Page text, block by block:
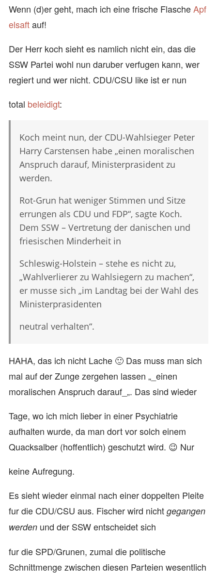
Wenn (d)er geht, mach ich eine frische FlascheApf
elsaftauf!
Der Herr koch sieht es namlich nicht ein, das die
SSW Partei wohl nun daruber verfugen kann, wer
regiert und wer nicht. CDU/CSU like ist er nun
total beleidigt:
Koch meint nun, der CDU-Wahlsieger Peter
Harry Carstensen habe „einen moralischen
Anspruch darauf, Ministerprasident zu
werden.
Rot-Grun hat weniger Stimmen und Sitze
errungen als CDU und FDP“, sagte Koch.
Dem SSW – Vertretung der danischen und
friesischen Minderheit in
Schleswig-Holstein – stehe es nicht zu,
„Wahlverlierer zu Wahlsiegern zu machen“,
er musse sich „im Landtag bei der Wahl des
Ministerprasidenten
neutral verhalten“.
HAHA, das ich nicht Lache 🙂 Das muss man sich
mal auf der Zunge zergehen lassen „_einen
moralischen Anspruch darauf_„. Das sind wieder
Tage, wo ich mich lieber in einer Psychiatrie
aufhalten wurde, da man dort vor solch einem
Quacksalber (hoffentlich) geschutzt wird. 😉 Nur
keine Aufregung.
Es sieht wieder einmal nach einer doppelten Pleite
fur die CDU/CSU aus. Fischer wird nicht gegangen
werden und der SSW entscheidet sich
fur die SPD/Grunen, zumal die politische
Schnittmenge zwischen diesen Parteien wesentlich